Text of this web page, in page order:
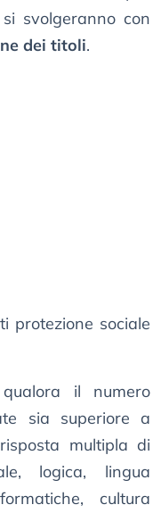
svolgeranno con
dei titoli.
protezione sociale
il numero
sia superiore a
multipla di
logica, lingua
cultura